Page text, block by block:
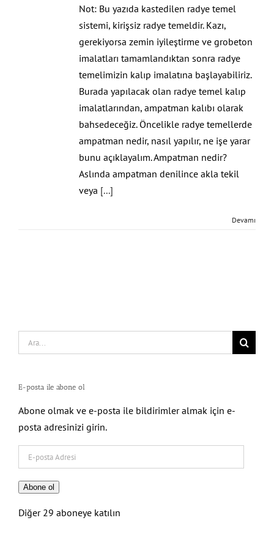
Not: Bu yazıda kastedilen radye temel
sistemi, kirişsiz radye temeldir. Kazı,
gerekiyorsa zemin iyileştirme ve grobeton
imalatları tamamlandıktan sonra radye
temelimizin kalıp imalatına başlayabiliriz.
Burada yapılacak olan radye temel kalıp
imalatlarından, ampatman kalıbı olarak
bahsedeceğiz. Öncelikle radye temellerde
ampatman nedir, nasıl yapılır, ne işe yarar
bunu açıklayalım. Ampatman nedir?
Aslında ampatman denilince akla tekil
veya [...]
Devamı
Search
for:
E-posta ile abone ol
Abone olmak ve e-posta ile bildirimler almak için e-
posta adresinizi girin.
posta
Adresi
Abone ol
Diğer 29 aboneye katılın